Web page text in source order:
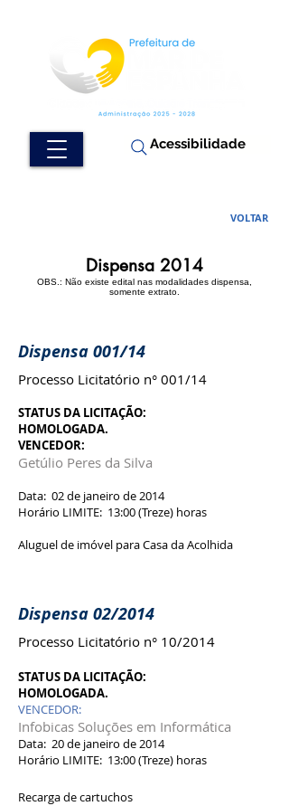
Acessibilidade
VOLTAR
Dispensa 2014
OBS.: Não existe edital nas modalidades dispensa,
somente extrato.
Dispensa 001/14
Processo Licitatório n° 001/14
STATUS DA LICITAÇÃO:
HOMOLOGADA.
VENCEDOR:
Getúlio Peres da Silva
Data: 02 de janeiro de 2014
Horário LIMITE: 13:00 (Treze) horas
Aluguel de imóvel para Casa da Acolhida
Dispensa 02/2014
Processo Licitatório n° 10/2014
STATUS DA LICITAÇÃO:
HOMOLOGADA.
VENCEDOR:
Infobicas Soluções em Informática
Data: 20 de janeiro de 2014
Horário LIMITE: 13:00 (Treze) horas
Recarga de cartuchos